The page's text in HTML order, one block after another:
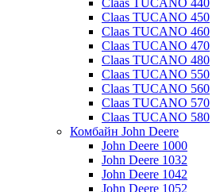
Claas TUCANO 440
Claas TUCANO 450
Claas TUCANO 460
Claas TUCANO 470
Claas TUCANO 480
Claas TUCANO 550
Claas TUCANO 560
Claas TUCANO 570
Claas TUCANO 580
Комбайн John Deere
John Deere 1000
John Deere 1032
John Deere 1042
John Deere 1052